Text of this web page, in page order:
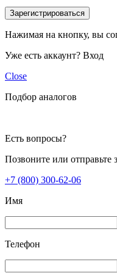
Зарегистрироваться
Нажимая на кнопку, вы
Уже есть аккаунт? Вход
Close
Подбор аналогов
Есть вопросы?
Позвоните или отправьте
+7 (800) 300-62-06
Имя
Телефон